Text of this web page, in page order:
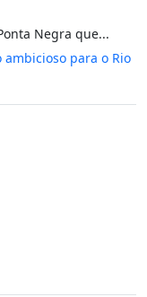
Negra que...
para o Rio